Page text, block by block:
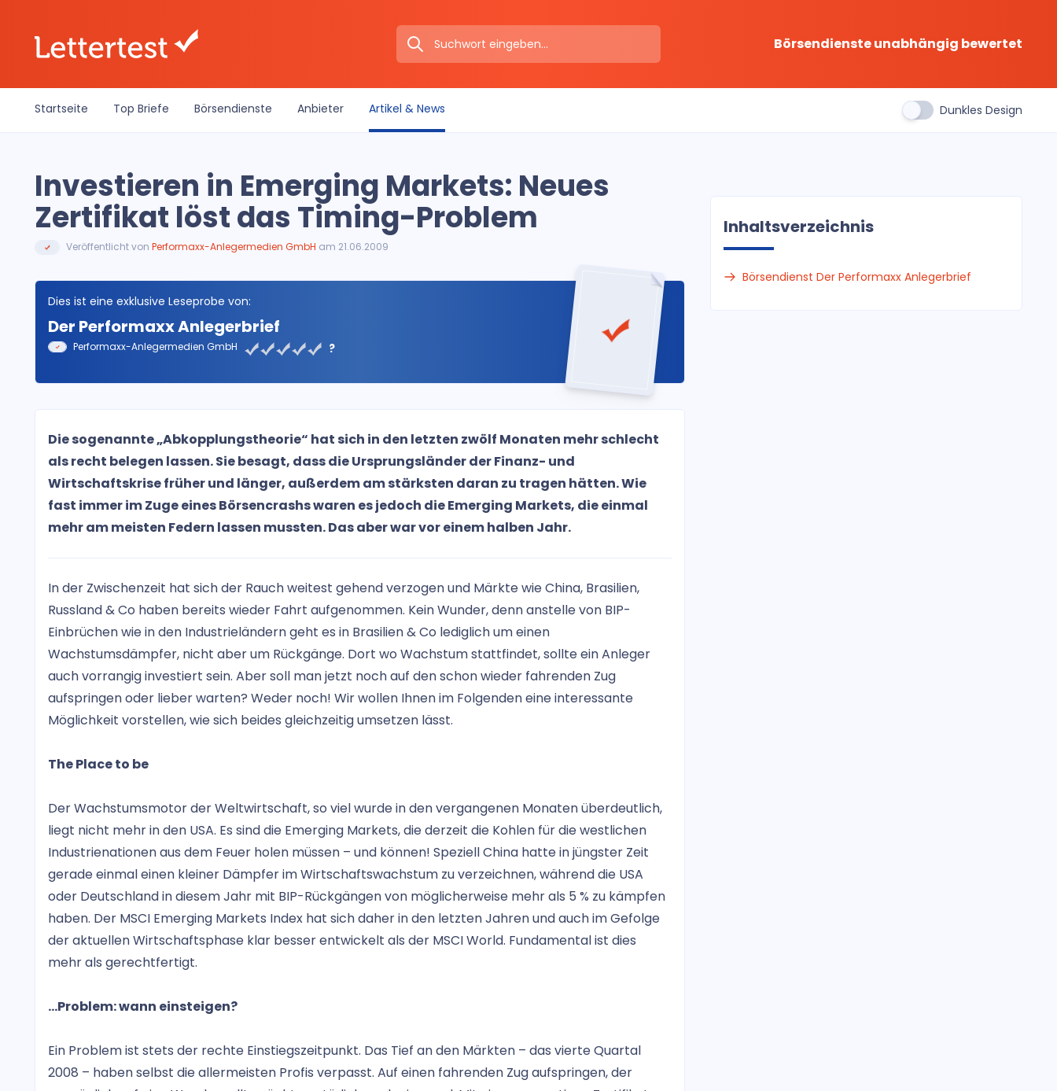
Börsendienste unabhängig bewertet
Startseite Top Briefe Börsendienste Anbieter Artikel & News Dunkles Design
Investieren in Emerging Markets: Neues
Zertifikat löst das Timing-Problem
Veröffentlicht von Performaxx-Anlegermedien GmbH am 21.06.2009
Dies ist eine exklusive Leseprobe von:
Der Performaxx Anlegerbrief
Performaxx-Anlegermedien GmbH ?
Die sogenannte „Abkopplungstheorie“ hat sich in den letzten zwölf Monaten mehr schlecht
als recht belegen lassen. Sie besagt, dass die Ursprungsländer der Finanz- und
Wirtschaftskrise früher und länger, außerdem am stärksten daran zu tragen hätten. Wie
fast immer im Zuge eines Börsencrashs waren es jedoch die Emerging Markets, die einmal
mehr am meisten Federn lassen mussten. Das aber war vor einem halben Jahr.
In der Zwischenzeit hat sich der Rauch weitest gehend verzogen und Märkte wie China, Brasilien,
Russland & Co haben bereits wieder Fahrt aufgenommen. Kein Wunder, denn anstelle von BIP-
Einbrüchen wie in den Industrieländern geht es in Brasilien & Co lediglich um einen
Wachstumsdämpfer, nicht aber um Rückgänge. Dort wo Wachstum stattfindet, sollte ein Anleger
auch vorrangig investiert sein. Aber soll man jetzt noch auf den schon wieder fahrenden Zug
aufspringen oder lieber warten? Weder noch! Wir wollen Ihnen im Folgenden eine interessante
Möglichkeit vorstellen, wie sich beides gleichzeitig umsetzen lässt.
The Place to be
Der Wachstumsmotor der Weltwirtschaft, so viel wurde in den vergangenen Monaten überdeutlich,
liegt nicht mehr in den USA. Es sind die Emerging Markets, die derzeit die Kohlen für die westlichen
Industrienationen aus dem Feuer holen müssen – und können! Speziell China hatte in jüngster Zeit
gerade einmal einen kleiner Dämpfer im Wirtschaftswachstum zu verzeichnen, während die USA
oder Deutschland in diesem Jahr mit BIP-Rückgängen von möglicherweise mehr als 5 % zu kämpfen
haben. Der MSCI Emerging Markets Index hat sich daher in den letzten Jahren und auch im Gefolge
der aktuellen Wirtschaftsphase klar besser entwickelt als der MSCI World. Fundamental ist dies
mehr als gerechtfertigt.
...Problem: wann einsteigen?
Ein Problem ist stets der rechte Einstiegszeitpunkt. Das Tief an den Märkten – das vierte Quartal
2008 – haben selbst die allermeisten Profis verpasst. Auf einen fahrenden Zug aufspringen, der
Inhaltsverzeichnis
Börsendienst Der Performaxx Anlegerbrief